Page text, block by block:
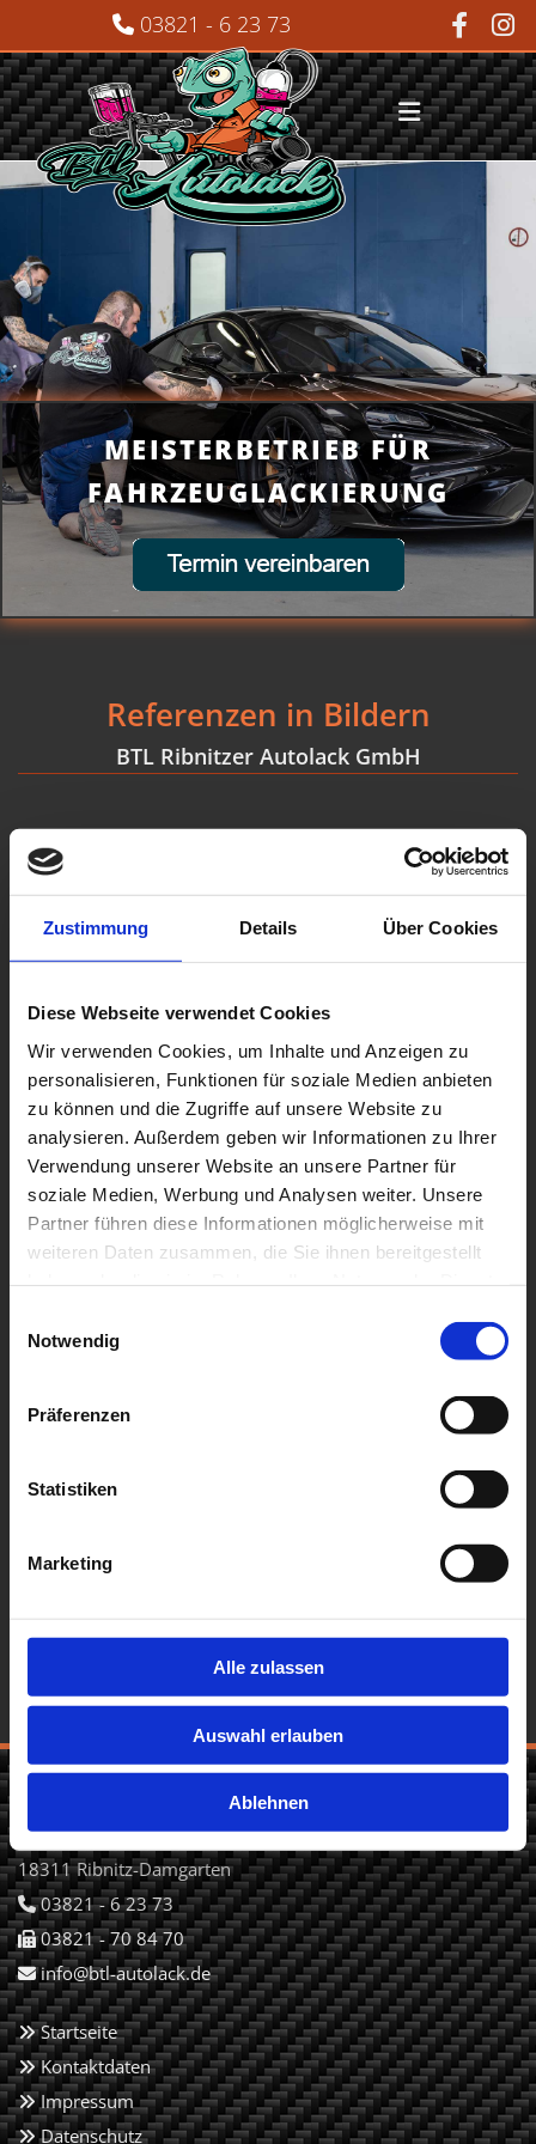
Zustimmung Details Über Cookies
Diese Webseite verwendet Cookies
Wir verwenden Cookies, um Inhalte und Anzeigen zu
personalisieren, Funktionen für soziale Medien anbieten
zu können und die Zugriffe auf unsere Website zu
analysieren. Außerdem geben wir Informationen zu Ihrer
Verwendung unserer Website an unsere Partner für
soziale Medien, Werbung und Analysen weiter. Unsere
Partner führen diese Informationen möglicherweise mit
weiteren Daten zusammen, die Sie ihnen bereitgestellt
Notwendig
Präferenzen
Statistiken
Marketing
Alle zulassen
Auswahl erlauben
Ablehnen
Zum Inhalt springen
 03821 - 6 23 73
MEISTERBETRIEB FÜR
FAHRZEUGLACKIERUNG
Referenzen in Bildern
BTL Ribnitzer Autolack GmbH
BTL Ribnitzer Autolack GmbH
Beim Handweiser 15
18311 Ribnitz-Damgarten
 03821 - 6 23 73
03821 - 70 84 70
 info@btl-autolack.de
 Startseite
 Kontaktdaten
 Impressum
 Datenschutz